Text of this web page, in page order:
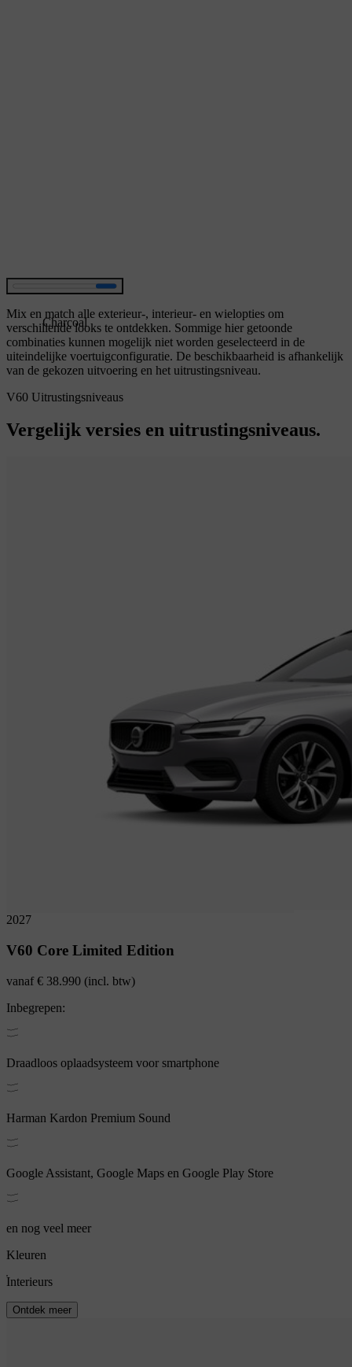
Charcoal
Mix en match alle exterieur-, interieur- en wielopties om
verschillende looks te ontdekken. Sommige hier getoonde
combinaties kunnen mogelijk niet worden geselecteerd in de
uiteindelijke voertuigconfiguratie. De beschikbaarheid is afhankelijk
van de gekozen uitvoering en het uitrustingsniveau.
V60 Uitrustingsniveaus
Vergelijk versies en uitrustingsniveaus.
2027
V60 Core Limited Edition
vanaf€ 38.990 (incl. btw)
Inbegrepen:
Draadloos oplaadsysteem voor smartphone
Harman Kardon Premium Sound
Google Assistant, Google Maps en Google Play Store
en nog veel meer
Kleuren
Interieurs
Ontdek meer